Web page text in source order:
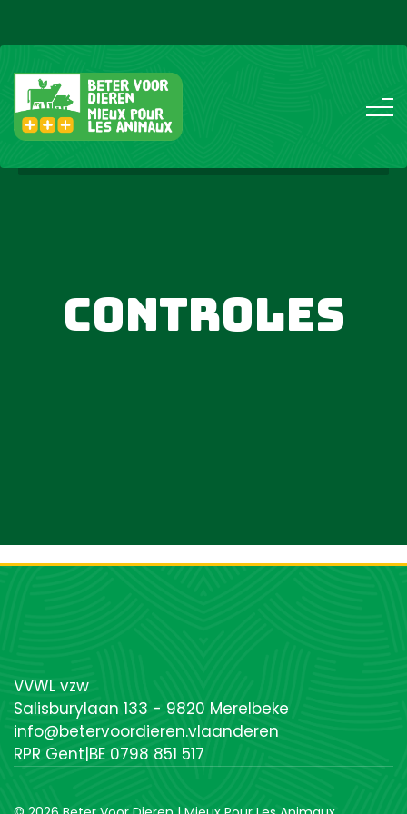
Controles
VVWL vzw
Salisburylaan 133 - 9820 Merelbeke
info@betervoordieren.vlaanderen
RPR Gent|BE 0798 851 517